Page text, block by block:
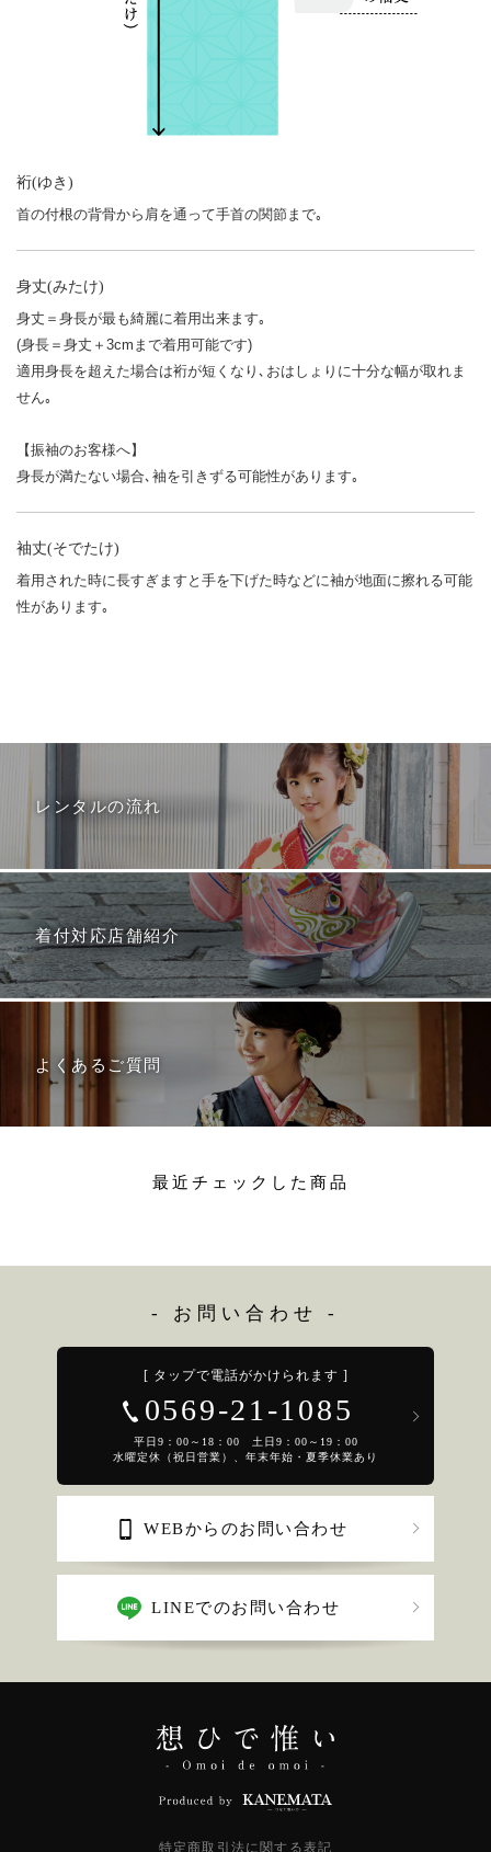
裄(ゆき)
首の付根の背骨から肩を通って手首の関節まで｡
身丈(みたけ)
身丈＝身長が最も綺麗に着用出来ます｡
(身長＝身丈＋3cmまで着用可能です)
適用身長を超えた場合は裄が短くなり､おはしょりに十分な幅が取れま
せん｡
【振袖のお客様へ】
身長が満たない場合､袖を引きずる可能性があります｡
袖丈(そでたけ)
着用された時に長すぎますと手を下げた時などに袖が地面に擦れる可能
性があります｡
レンタルの流れ
着付対応店舗紹介
よくあるご質問
最近チェックした商品
- お問い合わせ -
[ タップで電話がかけられます ]
0569-21-1085
平日9：00～18：00 土日9：00～19：00
水曜定休（祝日営業）、年末年始・夏季休業あり
WEBからのお問い合わせ
LINEでのお問い合わせ
特定商取引法に関する表記